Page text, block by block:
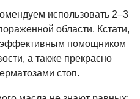
использовать 2–3
области. Кстати,
эффективным помощником
а также прекрасно
стоп.